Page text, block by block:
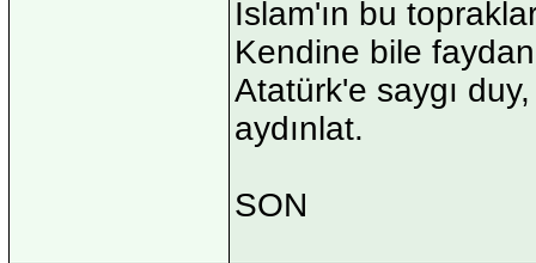
İslam'ın bu
Kendine bile
Atatürk'e saygı
aydınlat.
SON